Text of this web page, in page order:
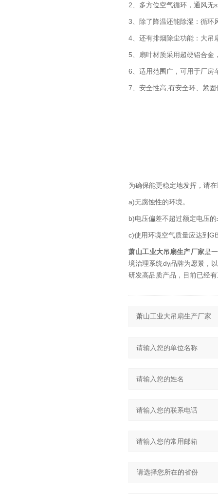
2、多方位空气循环，通风无
3、除了降温还能除湿：循环
4、还有排烟除尘功能：大吊
5、扇叶材质采用超硬铝合金
6、适用范围广，可用于厂房
7、安全性高,有安全环、紧
为确保能更稳定地发挥，请
a)无腐蚀性的环境。
b)电压偏差不超过额定电压
c)使用环境空气质量应达到
萧山工业大吊扇生产厂家是
境治理系统dy品牌为愿景，
研发高品质产品，目前已经